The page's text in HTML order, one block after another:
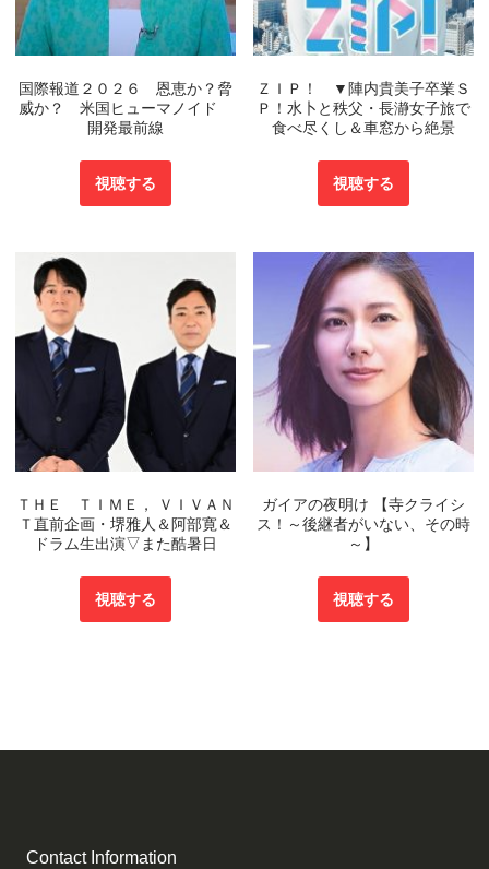
国際報道２０２６ 恩恵か？脅
威か？ 米国ヒューマノイド
開発最前線
視聴する
ＺＩＰ！ ▼陣内貴美子卒業Ｓ
Ｐ！水卜と秩父・長瀞女子旅で
食べ尽くし＆車窓から絶景
視聴する
ＴＨＥ ＴＩＭＥ， ＶＩＶＡＮ
Ｔ直前企画・堺雅人＆阿部寛＆
ドラム生出演▽また酷暑日
視聴する
ガイアの夜明け 【寺クライシ
ス！～後継者がいない、その時
～】
視聴する
Contact Information